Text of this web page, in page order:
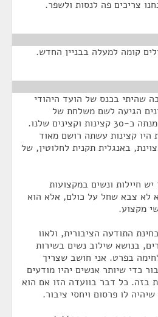
קומה למעלה בבניין החדש.
שהיתי בכנס של הועד היהודי
הגיעה לשם משלחת של
המכללה לביטחון לאומי שמנתה כ-30 קצינות וקצינים שלנו.
מהמשלחת היו קצינות עשתה רושם מאוד
באנגלית תקנית לחלוטין, של
חיילות ונשים במקצועות
לא צבא שחל על כולם, אלא הוא
מקצוע.
התודעה הציבורית, ולאוו
בנושא שילוב נשים בשירות
בפרט. אני חושב שצריך
כדי שיותר אנשים יהיו מודעים
בזה. כל דבר בוועדה הזו אם הוא
לו פרסום ויחסי ציבור.